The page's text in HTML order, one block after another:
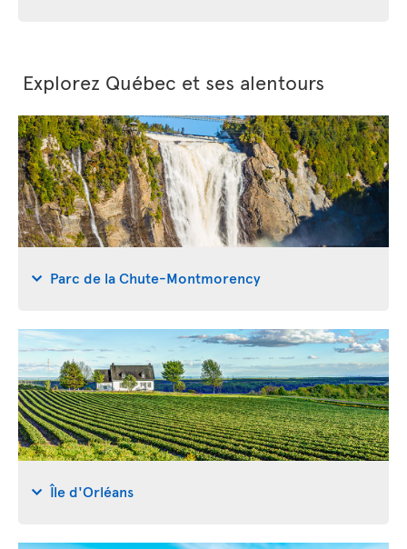
Explorez Québec et ses alentours
Parc de la Chute-Montmorency
Île d'Orléans